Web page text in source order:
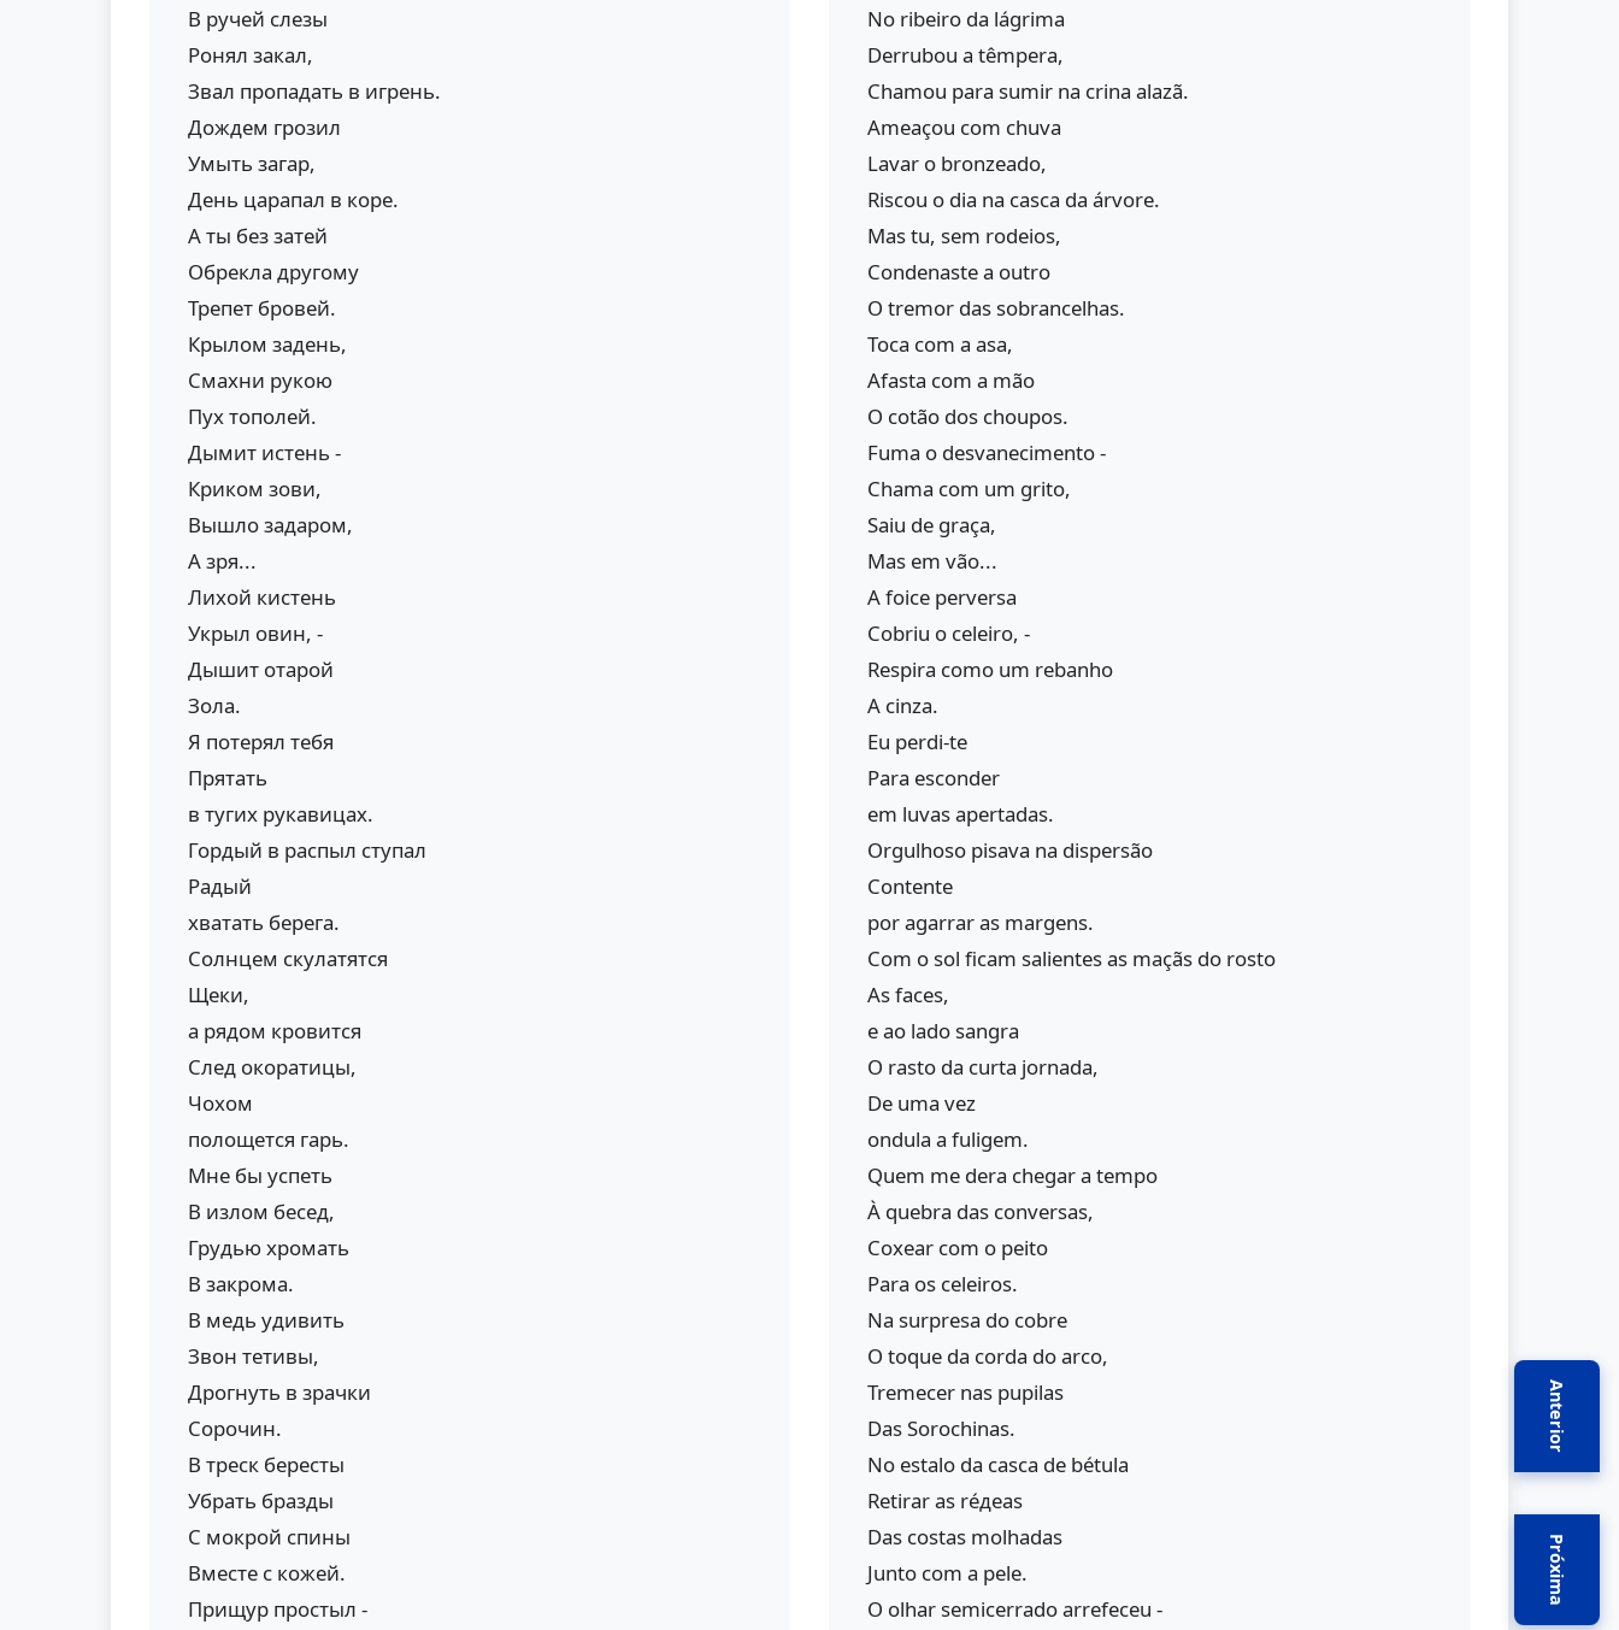
Anterior
Próxima
В ручей слезы
Ронял закал,
Звал пропадать в игрень.
Дождем грозил
Умыть загар,
День царапал в коре.
А ты без затей
Обрекла другому
Трепет бровей.
Крылом задень,
Смахни рукою
Пух тополей.
Дымит истень -
Криком зови,
Вышло задаром,
А зря...
Лихой кистень
Укрыл овин, -
Дышит отарой
Зола.
Я потерял тебя
Прятать
в тугих рукавицах.
Гордый в распыл ступал
Радый
хватать берега.
Солнцем скулатятся
Щеки,
а рядом кровится
След окоратицы,
Чохом
полощется гарь.
Мне бы успеть
В излом бесед,
Грудью хромать
В закрома.
В медь удивить
Звон тетивы,
Дрогнуть в зрачки
Сорочин.
В треск бересты
Убрать бразды
С мокрой спины
Вместе с кожей.
Прищур простыл -
No ribeiro da lágrima
Derrubou a têmpera,
Chamou para sumir na crina alazã.
Ameaçou com chuva
Lavar o bronzeado,
Riscou o dia na casca da árvore.
Mas tu, sem rodeios,
Condenaste a outro
O tremor das sobrancelhas.
Toca com a asa,
Afasta com a mão
O cotão dos choupos.
Fuma o desvanecimento -
Chama com um grito,
Saiu de graça,
Mas em vão...
A foice perversa
Cobriu o celeiro, -
Respira como um rebanho
A cinza.
Eu perdi-te
Para esconder
em luvas apertadas.
Orgulhoso pisava na dispersão
Contente
por agarrar as margens.
Com o sol ficam salientes as maçãs do rosto
As faces,
e ao lado sangra
O rasto da curta jornada,
De uma vez
ondula a fuligem.
Quem me dera chegar a tempo
À quebra das conversas,
Coxear com o peito
Para os celeiros.
Na surpresa do cobre
O toque da corda do arco,
Tremecer nas pupilas
Das Sorochinas.
No estalo da casca de bétula
Retirar as réдеas
Das costas molhadas
Junto com a pele.
O olhar semicerrado arrefeceu -